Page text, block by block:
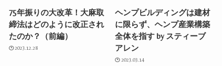
75年振りの大改革！大麻取
締法はどのように改正され
たのか？（前編）
2023.12.28
ヘンプビルディングは建材
に限らず、ヘンプ産業構築
全体を指す by スティーブ
アレン
2023.03.14